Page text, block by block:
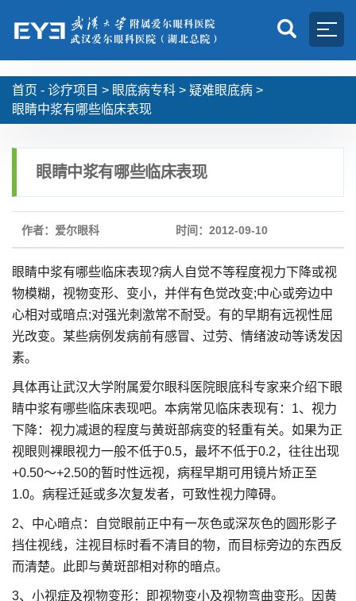
首页 - 诊疗项目 > 眼底病专科 > 疑难眼底病 >
眼睛中浆有哪些临床表现
眼睛中浆有哪些临床表现
作者：爱尔眼科 时间：2012-09-10
眼睛中浆有哪些临床表现?病人自觉不等程度视力下降或视
物模糊，视物变形、变小，并伴有色觉改变;中心或旁边中
心相对或暗点;对强光刺激常不耐受。有的早期有远视性屈
光改变。某些病例发病前有感冒、过劳、情绪波动等诱发因
素。
具体再让武汉大学附属爱尔眼科医院眼底科专家来介绍下眼
睛中浆有哪些临床表现吧。本病常见临床表现有：1、视力
下降：视力减退的程度与黄斑部病变的轻重有关。如果为正
视眼则裸眼视力一般不低于0.5，最坏不低于0.2，往往出现
+0.50～+2.50的暂时性远视，病程早期可用镜片矫正至
1.0。病程迁延或多次复发者，可致性视力障碍。
2、中心暗点：自觉眼前正中有一灰色或深灰色的圆形影子
挡住视线，注视目标时看不清目的物，而目标旁边的东西反
而清楚。此即与黄斑部相对称的暗点。
3、小视症及视物变形：即视物变小及视物弯曲变形。因黄